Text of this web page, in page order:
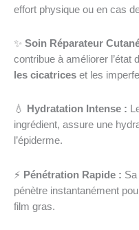
effort physique ou en cas
✨ Soin Réparateur
contribue à améliorer l’état
les cicatrices et les
💧 Hydratation Intense :
ingrédient, assure une
l’épiderme.
⚡ Pénétration Rapide :
pénètre instantanément
film gras.